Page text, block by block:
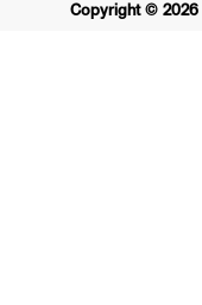
Copyright © 2026